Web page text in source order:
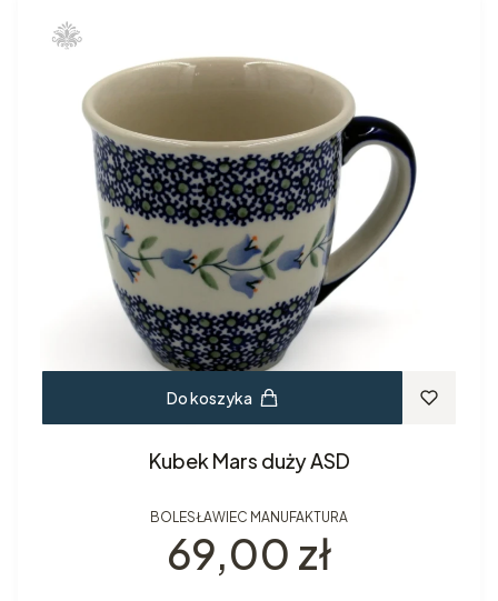
Do koszyka
Kubek Mars duży ASD
BOLESŁAWIEC MANUFAKTURA
Cena
69,00 zł